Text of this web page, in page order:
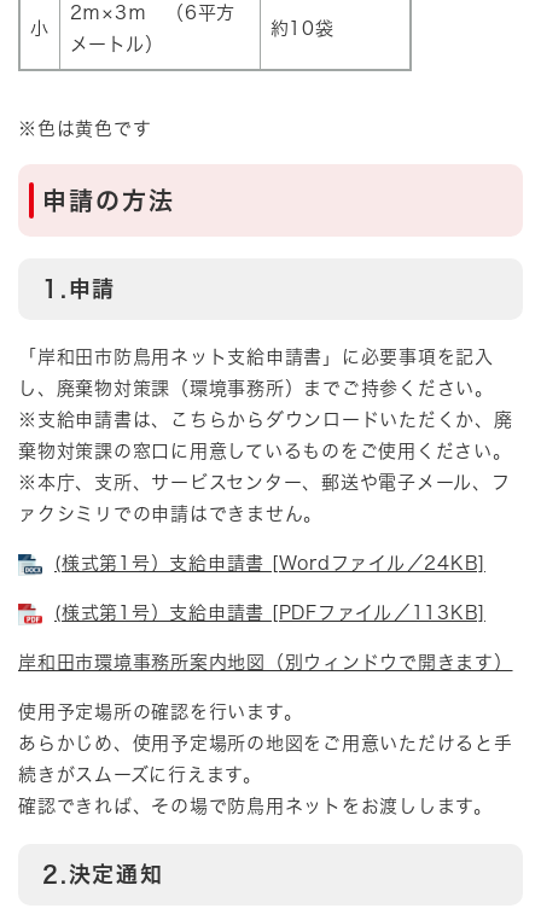
小
2ｍ×3ｍ （6平方
メートル）
約10袋
※色は黄色です
申請の方法
1.申請
「岸和田市防鳥用ネット支給申請書」に必要事項を記入
し、廃棄物対策課（環境事務所）までご持参ください。
※支給申請書は、こちらからダウンロードいただくか、廃
棄物対策課の窓口に用意しているものをご使用ください。
※本庁、支所、サービスセンター、郵送や電子メール、フ
ァクシミリでの申請はできません。
(様式第1号）支給申請書 [Wordファイル／24KB]
(様式第1号）支給申請書 [PDFファイル／113KB]
岸和田市環境事務所案内地図（別ウィンドウで開きます）
使用予定場所の確認を行います。
あらかじめ、使用予定場所の地図をご用意いただけると手
続きがスムーズに行えます。
確認できれば、その場で防鳥用ネットをお渡しします。
2.決定通知